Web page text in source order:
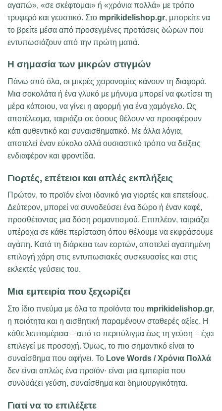
αγαπώ», «σε σκέφτομαι» ή «χρόνια πολλά» με τρόπο
τρυφερό και γευστικό. Στο mprikidelishop.gr, μπορείτε να
το βρείτε μέσα από προσεγμένες προτάσεις δώρων που
εντυπωσιάζουν από την πρώτη ματιά.
Η σημασία των μικρών στιγμών
Πάνω από όλα, οι μικρές χειρονομίες κάνουν τη διαφορά.
Μια σοκολάτα ή ένα γλυκό με μήνυμα μπορεί να φωτίσει τη
μέρα κάποιου, να γίνει η αφορμή για ένα χαμόγελο. Ως
αποτέλεσμα, ταιριάζει σε όσους θέλουν να προσφέρουν
κάτι αυθεντικό και συναισθηματικό. Με άλλα λόγια,
αποτελεί έναν εύκολο αλλά ουσιαστικό τρόπο να δείξεις
ενδιαφέρον και φροντίδα.
Γιορτές, επέτειοι και απλές εκπλήξεις
Πρώτον, το προϊόν είναι ιδανικό για γιορτές και επετείους.
Δεύτερον, μπορεί να συνοδεύσει ένα δώρο ή έναν καφέ,
προσθέτοντας μια δόση ρομαντισμού. Επιπλέον, ταιριάζει
υπέροχα σε κάθε περίσταση όπου θέλουμε να εκφράσουμε
αγάπη. Κατά τη διάρκεια των εορτών, αποτελεί αγαπημένη
επιλογή χάρη στις εντυπωσιακές συσκευασίες και στις
εκλεκτές γεύσεις του.
Μια εμπειρία που ξεχωρίζει
Στο ίδιο πνεύμα με όλα τα προϊόντα του mprikidelishop.gr,
η ποιότητα και η αισθητική παραμένουν σταθερές αξίες. Η
κάθε λεπτομέρεια – από το περιτύλιγμα έως τη γεύση – έχει
επιλεγεί με προσοχή. Όμως, το πιο σημαντικό είναι το
συναίσθημα που αφήνει. Το Love Words / Χρόνια Πολλά
δεν είναι απλώς ένα προϊόν· είναι μια εμπειρία που
συνδυάζει γεύση, συναίσθημα και δημιουργικότητα.
Γιατί να το επιλέξετε